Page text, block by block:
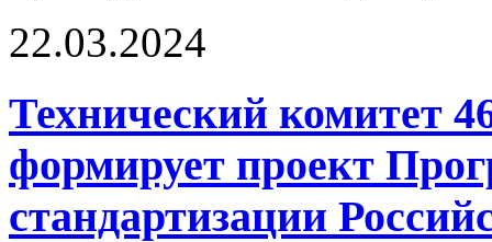
22.03.2024
Технический комитет
формирует проект
стандартизации